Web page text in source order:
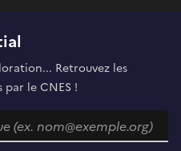
Retrouvez les
le CNES !